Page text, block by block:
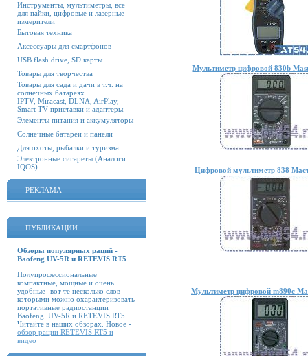
Инструменты, мультиметры, все
для пайки, цифровые и лазерные
измерители
Бытовая техника
Аксессуары для смартфонов
USB flash drive, SD карты.
Товары для творчества
Товары для сада и дачи в т.ч. на
солнечных батареях
IPTV, Miracast, DLNA, AirPlay,
Smart TV приставки и адаптеры.
Элементы питания и аккумуляторы
Солнечные батареи и панели
Для охоты, рыбалки и туризма
Электронные сигареты (Аналоги
IQOS)
РЕКЛАМА
ПУБЛИКАЦИИ
Обзоры популярных раций -
Baofeng UV-5R и RETEVIS RT5
Полупрофессиональные
компактные, мощные и очень
удобные- вот те несколько слов
которыми можно охарактеризовать
портативные радиостанции
Baofeng UV-5R и RETEVIS RT5.
Читайте в наших обзорах. Новое -
обзор рации RETEVIS RT5 и
видео
Мультиметр цифровой 830b
Цифровой мультиметр 838
Мультиметр цифровой m890c